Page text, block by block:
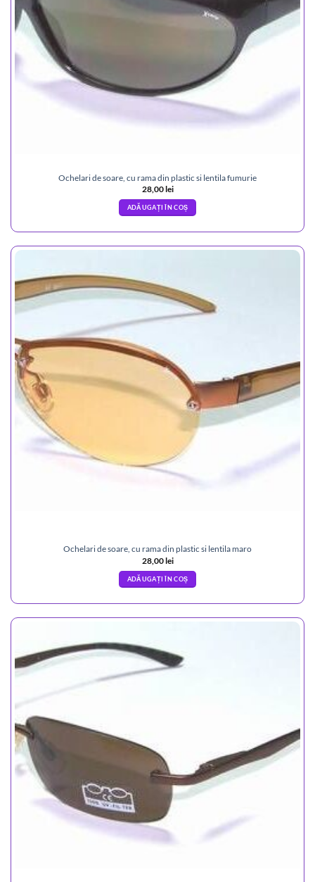
Ochelari de soare, cu rama din plastic si lentila fumurie
28,00lei
ADĂUGAȚI ÎN COȘ
Ochelari de soare, cu rama din plastic si lentila maro
28,00lei
ADĂUGAȚI ÎN COȘ